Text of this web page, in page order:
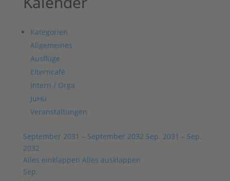
Kategorien
Allgemeines
Ausflüge
Elterncafé
Intern / Orga
JuHu
Veranstaltungen
September 2031 – September 2032 Sep. 2031 – Sep.
2032
Alles einklappen Alles ausklappen
Sep.